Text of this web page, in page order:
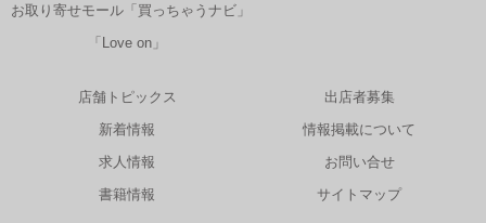
お取り寄せモール「買っちゃうナビ」
「Love on」
店舗トピックス
新着情報
求人情報
書籍情報
出店者募集
情報掲載について
お問い合せ
サイトマップ